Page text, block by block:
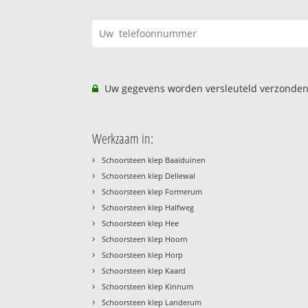
Uw gegevens worden versleuteld
Werkzaam in:
› Schoorsteen klep Baaiduinen
› Schoorsteen klep Dellewal
› Schoorsteen klep Formerum
› Schoorsteen klep Halfweg
› Schoorsteen klep Hee
› Schoorsteen klep Hoorn
› Schoorsteen klep Horp
› Schoorsteen klep Kaard
› Schoorsteen klep Kinnum
› Schoorsteen klep Landerum